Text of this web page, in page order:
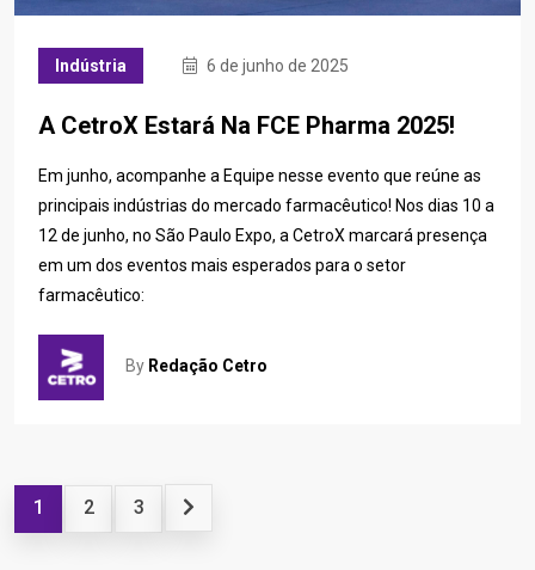
Indústria 6 de junho de 2025
A CetroX Estará Na FCE Pharma 2025!
Em junho, acompanhe a Equipe nesse evento que reúne as
principais indústrias do mercado farmacêutico! Nos dias 10 a
12 de junho, no São Paulo Expo, a CetroX marcará presença
em um dos eventos mais esperados para o setor
farmacêutico:
By Redação Cetro
1 2 3